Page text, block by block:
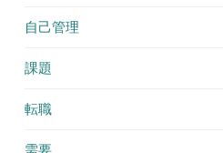
自己管理
課題
転職
需要